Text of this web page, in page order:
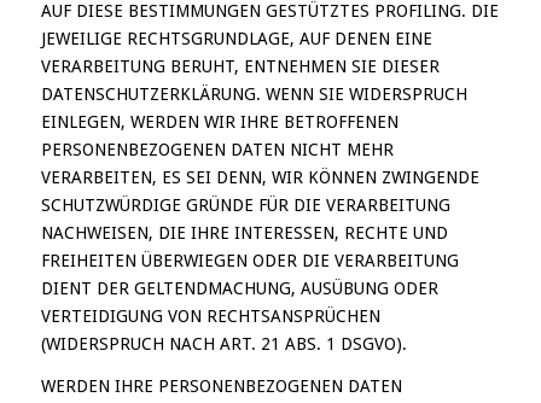
AUF DIESE BESTIMMUNGEN GESTÜTZTES PROFILING. DIE
JEWEILIGE RECHTSGRUNDLAGE, AUF DENEN EINE
VERARBEITUNG BERUHT, ENTNEHMEN SIE DIESER
DATENSCHUTZERKLÄRUNG. WENN SIE WIDERSPRUCH
EINLEGEN, WERDEN WIR IHRE BETROFFENEN
PERSONENBEZOGENEN DATEN NICHT MEHR
VERARBEITEN, ES SEI DENN, WIR KÖNNEN ZWINGENDE
SCHUTZWÜRDIGE GRÜNDE FÜR DIE VERARBEITUNG
NACHWEISEN, DIE IHRE INTERESSEN, RECHTE UND
FREIHEITEN ÜBERWIEGEN ODER DIE VERARBEITUNG
DIENT DER GELTENDMACHUNG, AUSÜBUNG ODER
VERTEIDIGUNG VON RECHTSANSPRÜCHEN
(WIDERSPRUCH NACH ART. 21 ABS. 1 DSGVO).
WERDEN IHRE PERSONENBEZOGENEN DATEN